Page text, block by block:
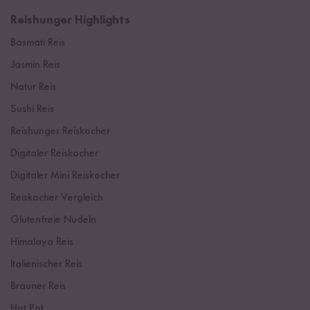
Reishunger Highlights
Basmati Reis
Jasmin Reis
Natur Reis
Sushi Reis
Reishunger Reiskocher
Digitaler Reiskocher
Digitaler Mini Reiskocher
Reiskocher Vergleich
Glutenfreie Nudeln
Himalaya Reis
Italienischer Reis
Brauner Reis